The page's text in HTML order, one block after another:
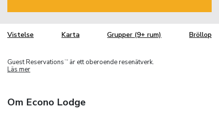
Vistelse Karta Grupper (9+ rum) Bröllop
Guest Reservations TM
är ett oberoende resenätverk.
Läs mer
Om Econo Lodge